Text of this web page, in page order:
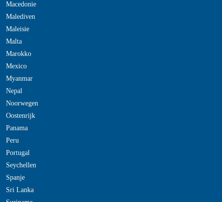
Macedonie
Malediven
Maleisie
Malta
Marokko
Mexico
Myanmar
Nepal
Noorwegen
Oostenrijk
Panama
Peru
Portugal
Seychellen
Spanje
Sri Lanka